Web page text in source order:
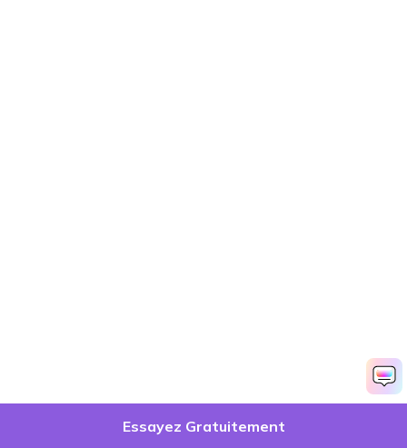
Essayez Gratuitement